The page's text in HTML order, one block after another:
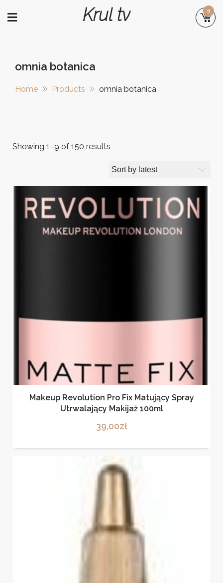
Krul tv 0
omnia botanica
Home Products omnia botanica
Showing 1–9 of 150 results
Makeup Revolution Pro Fix Matujący Spray
Utrwalający Makijaż 100ml
39,00zł